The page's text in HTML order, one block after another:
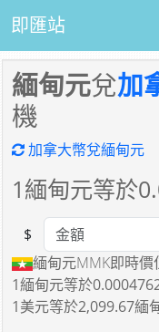
即匯站
緬甸元兌加
機
加拿大幣兌緬甸元
1緬甸元等於
Amount
$
緬甸元MMK即時價
1緬甸元等於
1美元等於2,099.67緬